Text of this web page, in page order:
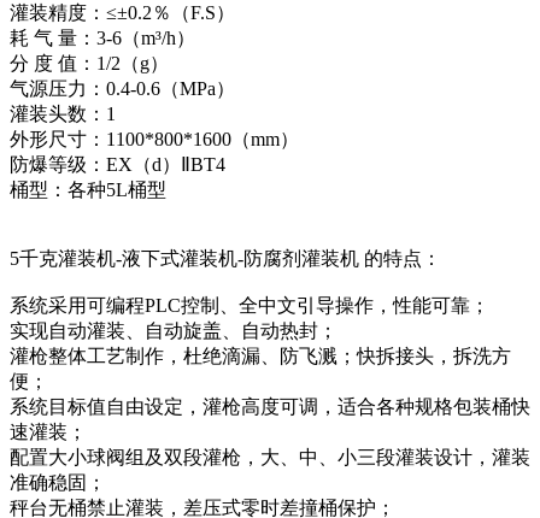
灌装精度：≤±0.2％（F.S）
耗 气 量：3-6（m³/h）
分 度 值：1/2（g）
气源压力：0.4-0.6（MPa）
灌装头数：1
外形尺寸：1100*800*1600（mm）
防爆等级：EX（d）ⅡBT4
桶型：各种5L桶型
5千克灌装机-液下式灌装机-防腐剂灌装机 的特点：
系统采用可编程PLC控制、全中文引导操作，性能可靠；
实现自动灌装、自动旋盖、自动热封；
灌枪整体工艺制作，杜绝滴漏、防飞溅；快拆接头，拆洗方
便；
系统目标值自由设定，灌枪高度可调，适合各种规格包装桶快
速灌装；
配置大小球阀组及双段灌枪，大、中、小三段灌装设计，灌装
准确稳固；
秤台无桶禁止灌装，差压式零时差撞桶保护；